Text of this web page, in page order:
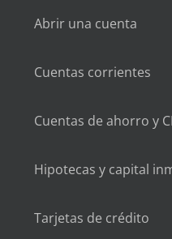
Abrir una cuenta
Cuentas corrientes
Cuentas de ahorro y
Hipotecas y capital
Tarjetas de crédito